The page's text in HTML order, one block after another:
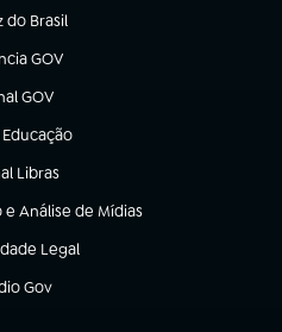
do Brasil
nova aba)
GOV
em nova aba)
GOV
em nova aba)
nova aba)
Libras
em nova aba)
Análise de Mídias
Legal
nova aba)
Gov
em nova aba)